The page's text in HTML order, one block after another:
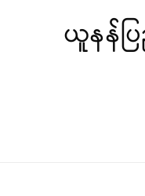
ယူနန်ပ